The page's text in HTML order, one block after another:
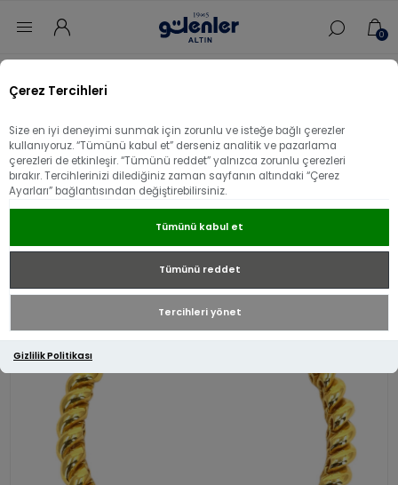
Çerez Tercihleri
Size en iyi deneyimi sunmak için zorunlu ve isteğe bağlı çerezler
kullanıyoruz. “Tümünü kabul et” derseniz analitik ve pazarlama
çerezleri de etkinleşir. “Tümünü reddet” yalnızca zorunlu çerezleri
bırakır. Tercihlerinizi dilediğiniz zaman sayfanın altındaki “Çerez
Ayarları” bağlantısından değiştirebilirsiniz.
Tümünü kabul et
Tümünü reddet
Tercihleri yönet
Gizlilik Politikası
0
22 Ayar Altın Döngülü Bileklik